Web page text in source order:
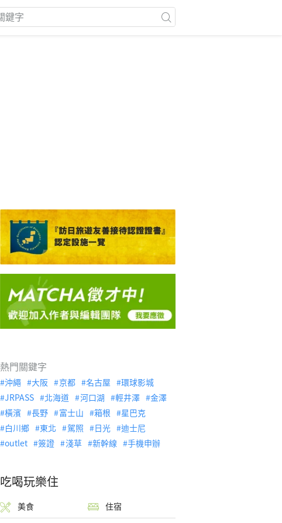
熱門關鍵字
沖繩 大阪 京都 名古屋
環球影城
JRPASS
北海道 河口湖 輕井澤
金澤
橫濱
長野 富士山 箱根
星巴克
白川鄉
東北 駕照 日光
迪士尼
outlet
簽證 淺草 新幹線 手機申辦
吃喝玩樂住
美食 住宿